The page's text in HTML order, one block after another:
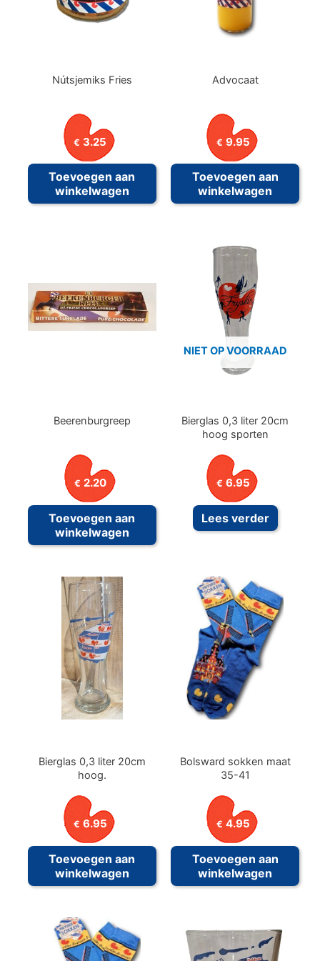
Nútsjemiks Fries
€ 3.25
Toevoegen aan
winkelwagen
Advocaat
€ 9.95
Toevoegen aan
winkelwagen
Beerenburgreep
€ 2.20
Toevoegen aan
winkelwagen
NIET OP VOORRAAD
Bierglas 0,3 liter 20cm
hoog sporten
€ 6.95
Lees verder
Bierglas 0,3 liter 20cm
hoog.
€ 6.95
Toevoegen aan
winkelwagen
Bolsward sokken maat
35-41
€ 4.95
Toevoegen aan
winkelwagen